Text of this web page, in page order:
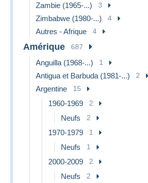
Zambie (1965-...) 3
Zimbabwe (1980-...) 4
Autres - Afrique 4
Amérique 687
Anguilla (1968-...) 1
Antigua et Barbuda (1981-...) 2
Argentine 15
1960-1969 2
Neufs 2
1970-1979 1
Neufs 1
2000-2009 2
Neufs 2